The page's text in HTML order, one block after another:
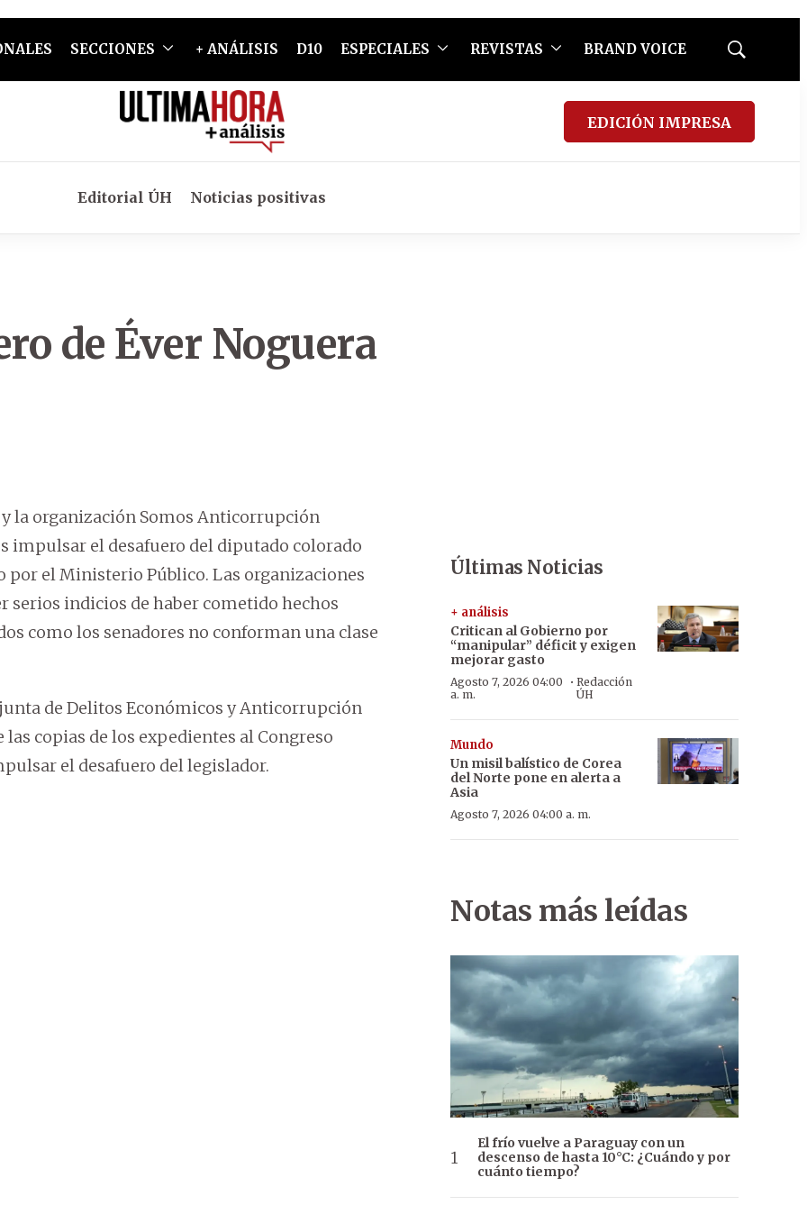
SECCIONES + ANÁLISIS D10 ESPECIALES REVISTAS BRAND VOICE
Mostrar
EDICIÓN IMPRESA
Editorial ÚH Noticias positivas
de Éver Noguera
la organización Somos Anticorrupción
impulsar el desafuero del diputado colorado
el Ministerio Público. Las organizaciones
serios indicios de haber cometido hechos
como los senadores no conforman una clase
de Delitos Económicos y Anticorrupción
copias de los expedientes al Congreso
el desafuero del legislador.
Últimas Noticias
+ análisis
Critican al Gobierno por
“manipular” déficit y exigen
mejorar gasto
Agosto 7, 2026 04:00
a. m.
· Redacción
ÚH
Mundo
Un misil balístico de Corea
del Norte pone en alerta a
Asia
Agosto 7, 2026 04:00 a. m.
Notas más leídas
El frío vuelve a Paraguay con un
descenso de hasta 10°C: ¿Cuándo y por
cuánto tiempo?